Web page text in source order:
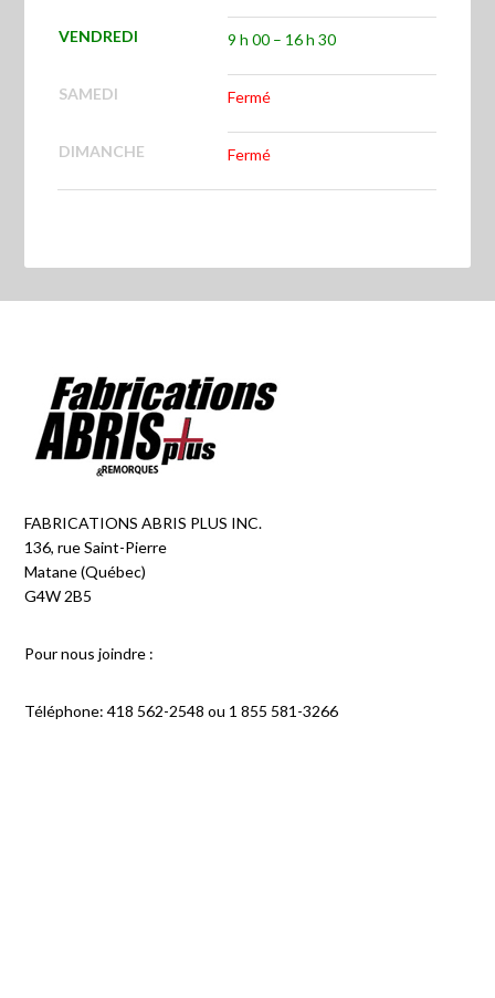
VENDREDI 9 h 00 – 16 h 30
SAMEDI Fermé
DIMANCHE Fermé
FABRICATIONS ABRIS PLUS INC.
136, rue Saint-Pierre
Matane (Québec)
G4W 2B5
Pour nous joindre :
Téléphone: 418 562-2548 ou 1 855 581-3266